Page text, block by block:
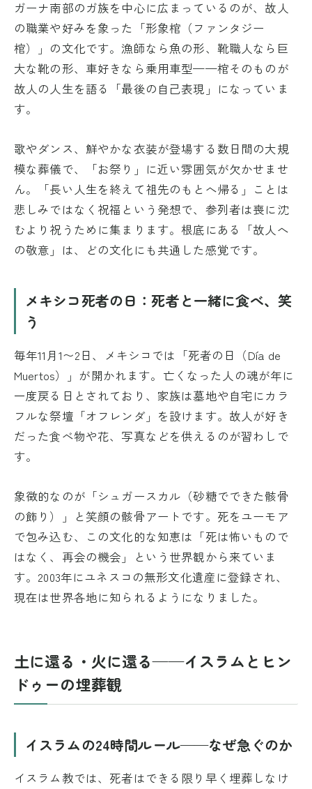
ガーナ南部のガ族を中心に広まっているのが、故人
の職業や好みを象った「形象棺（ファンタジー
棺）」の文化です。漁師なら魚の形、靴職人なら巨
大な靴の形、車好きなら乗用車型——棺そのものが
故人の人生を語る「最後の自己表現」になっていま
す。
歌やダンス、鮮やかな衣装が登場する数日間の大規
模な葬儀で、「お祭り」に近い雰囲気が欠かせませ
ん。「長い人生を終えて祖先のもとへ帰る」ことは
悲しみではなく祝福という発想で、参列者は喪に沈
むより祝うために集まります。根底にある「故人へ
の敬意」は、どの文化にも共通した感覚です。
メキシコ死者の日：死者と一緒に食べ、笑
う
毎年11月1〜2日、メキシコでは「死者の日（Día de
Muertos）」が開かれます。亡くなった人の魂が年に
一度戻る日とされており、家族は墓地や自宅にカラ
フルな祭壇「オフレンダ」を設けます。故人が好き
だった食べ物や花、写真などを供えるのが習わしで
す。
象徴的なのが「シュガースカル（砂糖でできた骸骨
の飾り）」と笑顔の骸骨アートです。死をユーモア
で包み込む、この文化的な知恵は「死は怖いもので
はなく、再会の機会」という世界観から来ていま
す。2003年にユネスコの無形文化遺産に登録され、
現在は世界各地に知られるようになりました。
土に還る・火に還る——イスラムとヒン
ドゥーの埋葬観
イスラムの24時間ルール——なぜ急ぐのか
イスラム教では、死者はできる限り早く埋葬しなけ